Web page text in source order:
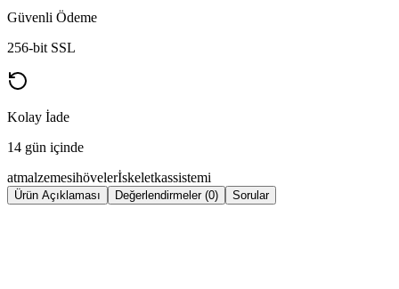
Güvenli Ödeme
256-bit SSL
Kolay İade
14 gün içinde
atmalzemesihövelerİskeletkassistemi
Ürün Açıklaması Değerlendirmeler (0) Sorular